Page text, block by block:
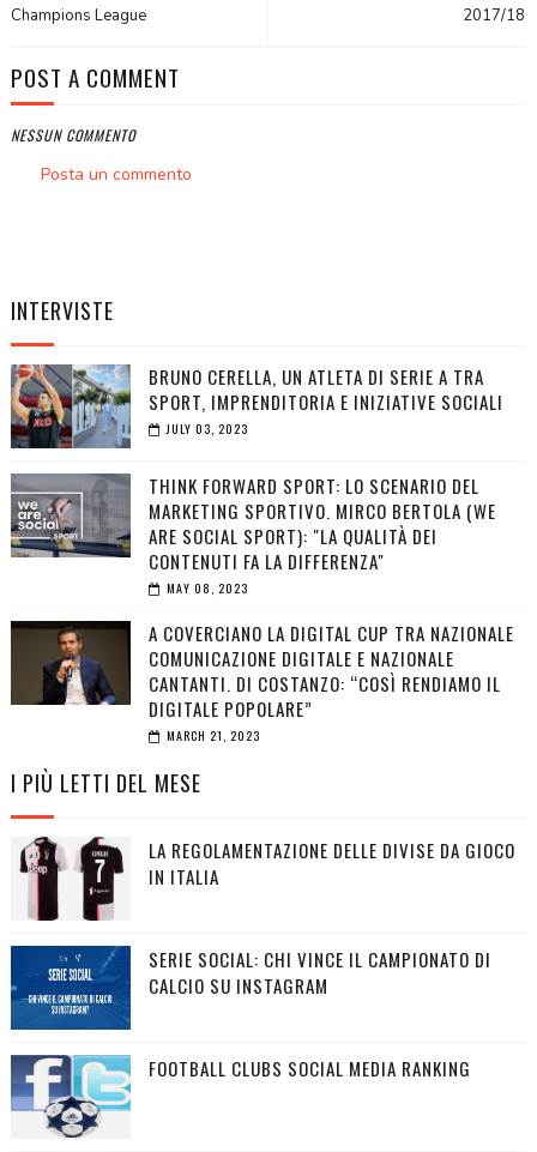
2017/18
Champions League
POST A COMMENT
NESSUN COMMENTO
Posta un commento
INTERVISTE
BRUNO CERELLA, UN ATLETA DI SERIE A TRA
SPORT, IMPRENDITORIA E INIZIATIVE SOCIALI
JULY 03, 2023
THINK FORWARD SPORT: LO SCENARIO DEL
MARKETING SPORTIVO. MIRCO BERTOLA (WE
ARE SOCIAL SPORT): "LA QUALITÀ DEI
CONTENUTI FA LA DIFFERENZA"
MAY 08, 2023
A COVERCIANO LA DIGITAL CUP TRA NAZIONALE
COMUNICAZIONE DIGITALE E NAZIONALE
CANTANTI. DI COSTANZO: “COSÌ RENDIAMO IL
DIGITALE POPOLARE”
MARCH 21, 2023
I PIÙ LETTI DEL MESE
LA REGOLAMENTAZIONE DELLE DIVISE DA GIOCO
IN ITALIA
SERIE SOCIAL: CHI VINCE IL CAMPIONATO DI
CALCIO SU INSTAGRAM
FOOTBALL CLUBS SOCIAL MEDIA RANKING